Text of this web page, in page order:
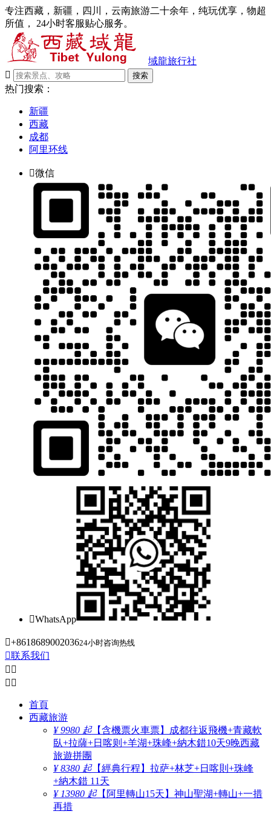
专注西藏，新疆，四川，云南旅游二十余年，纯玩优享，物超
所值， 24小时客服贴心服务。
域龍旅行社

搜索
热门搜索：
新疆
西藏
成都
阿里环线
微信
WhatsApp
+861868900203624小时咨询热线
联系我们
 
 
首頁
西藏旅游
¥ 9980 起【含機票火車票】成都往返飛機+青藏軟
臥+拉薩+日喀则+羊湖+珠峰+納木錯10天9晚西藏
旅遊拼團
¥ 8380 起【經典行程】拉萨+林芝+日喀則+珠峰
+納木錯 11天
¥ 13980 起【阿里轉山15天】神山聖湖+轉山+一措
再措